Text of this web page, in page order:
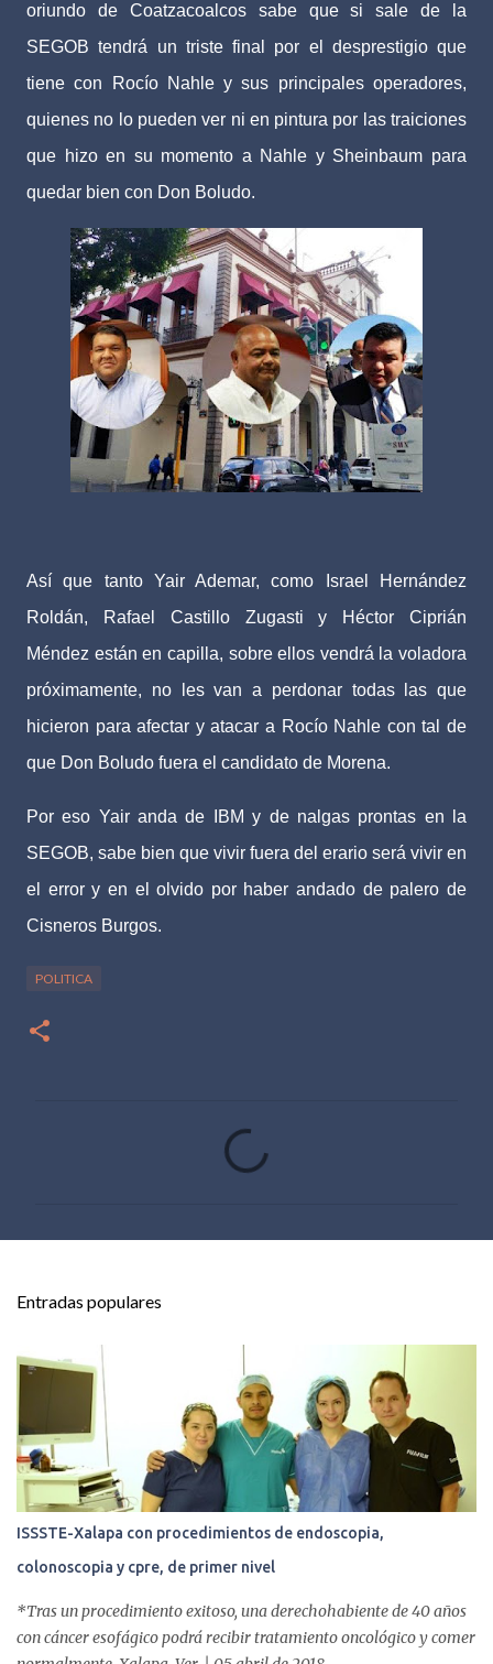
oriundo de Coatzacoalcos sabe que si sale de la
SEGOB tendrá un triste final por el desprestigio que
tiene con Rocío Nahle y sus principales operadores,
quienes no lo pueden ver ni en pintura por las traiciones
que hizo en su momento a Nahle y Sheinbaum para
quedar bien con Don Boludo.
Así que tanto Yair Ademar, como Israel Hernández
Roldán, Rafael Castillo Zugasti y Héctor Ciprián
Méndez están en capilla, sobre ellos vendrá la voladora
próximamente, no les van a perdonar todas las que
hicieron para afectar y atacar a Rocío Nahle con tal de
que Don Boludo fuera el candidato de Morena.
Por eso Yair anda de IBM y de nalgas prontas en la
SEGOB, sabe bien que vivir fuera del erario será vivir en
el error y en el olvido por haber andado de palero de
Cisneros Burgos.
POLITICA
s
Entradas populares
ISSSTE-Xalapa con procedimientos de endoscopia,
colonoscopia y cpre, de primer nivel
*Tras un procedimiento exitoso, una derechohabiente de 40 años
con cáncer esofágico podrá recibir tratamiento oncológico y comer